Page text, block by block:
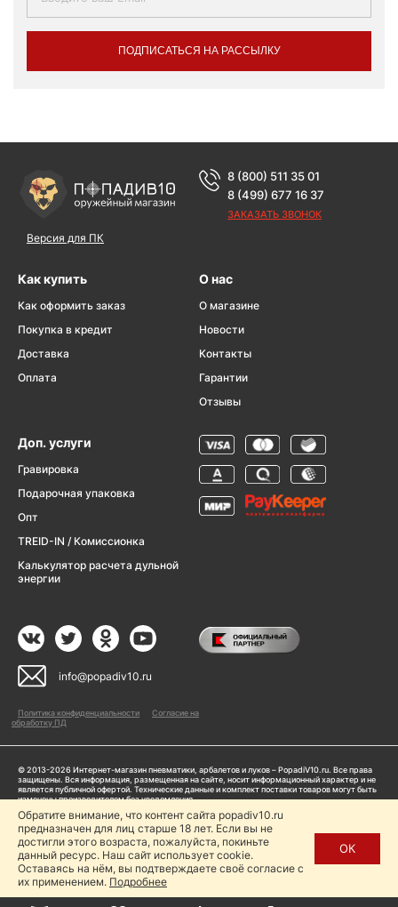
ПОДПИСАТЬСЯ НА РАССЫЛКУ
Версия для ПК
8 (800) 511 35 01
8 (499) 677 16 37
ЗАКАЗАТЬ ЗВОНОК
Как купить
Как оформить заказ
Покупка в кредит
Доставка
Оплата
О нас
О магазине
Новости
Контакты
Гарантии
Отзывы
Доп. услуги
Гравировка
Подарочная упаковка
Опт
TREID-IN / Комиссионка
Калькулятор расчета дульной
энергии
info@popadiv10.ru
Политика конфиденциальности
Согласие на
обработку ПД
© 2013-2026 Интернет-магазин пневматики, арбалетов и луков – PopadiV10.ru. Все права
защищены. Вся информация, размещенная на сайте, носит информационный характер и не
является публичной офертой. Технические данные и комплект поставки товаров могут быть
изменены производителем без уведомления
Пользуясь сайтом Popadiv10.ru, пользователь автоматически соглашается с условиями,
прописанными в
Политике конфиденциальности
Копирование любой информации (тексты, фото, видео и др.) с сайта Popadiv10 запрещено,
за исключением наличия письменного согласия администрации сайта Popadiv10.
Обратите внимание, что контент сайта popadiv10.ru
предназначен для лиц старше 18 лет. Если вы не
достигли этого возраста, пожалуйста, покиньте
данный ресурс. Наш сайт использует cookie.
Оставаясь на нём, вы подтверждаете своё согласие с
их применением. Подробнее
ОК